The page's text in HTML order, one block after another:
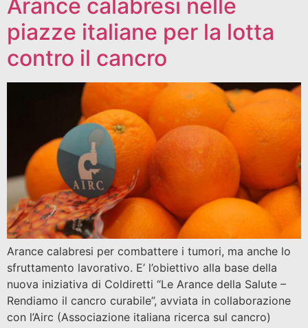
Arance calabresi nelle
piazze italiane per la lotta
contro il cancro
Arance calabresi per combattere i tumori, ma anche lo
sfruttamento lavorativo. E’ l’obiettivo alla base della
nuova iniziativa di Coldiretti “Le Arance della Salute –
Rendiamo il cancro curabile”, avviata in collaborazione
con l’Airc (Associazione italiana ricerca sul cancro)